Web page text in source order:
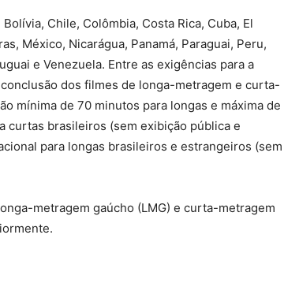
Chile, Colômbia, Costa Rica, Cuba, El
México, Nicarágua, Panamá, Paraguai, Peru,
e Venezuela. Entre as exigências para a
dos filmes de longa-metragem e curta-
mínima de 70 minutos para longas e máxima de
curtas brasileiros (sem exibição pública e
para longas brasileiros e estrangeiros (sem
metragem gaúcho (LMG) e curta-metragem